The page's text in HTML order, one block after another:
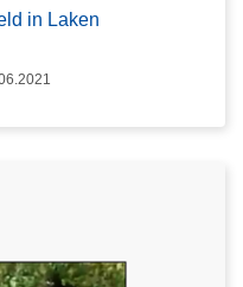
in Laken